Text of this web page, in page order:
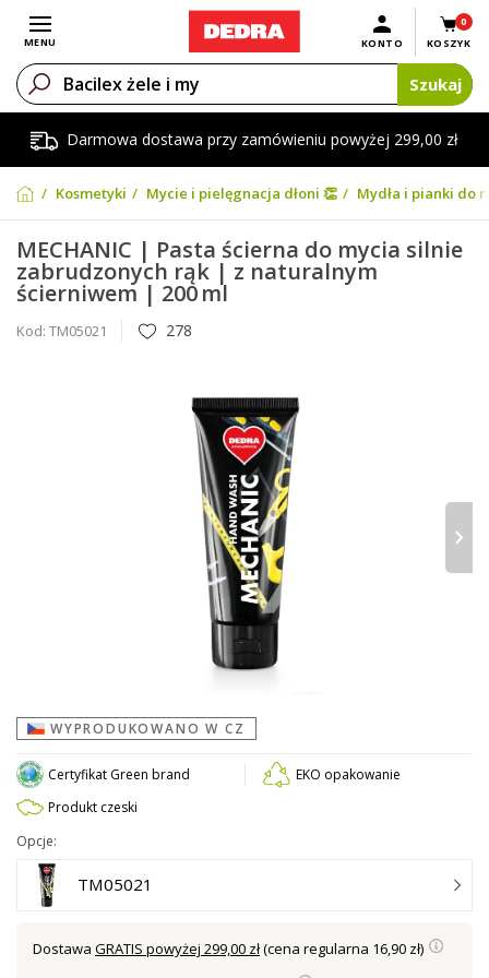
Darmowa dostawa przy zamówieniu powyżej 299,00 zł
Otwórz menu
MENU
0
KOSZYK
KONTO
Szukaj
Kosmetyki Mycie i pielęgnacja dłoni 👏 Mydła i pianki do
MECHANIC | Pasta ścierna do mycia silnie
zabrudzonych rąk | z naturalnym
ścierniwem | 200 ml
Kod: TM05021 278
›
WYPRODUKOWANO W CZ
Certyfikat Green brand
EKO opakowanie
Produkt czeski
Opcje:
TM05021
Dostawa GRATIS powyżej 299,00 zł(cena regularna 16,90 zł)